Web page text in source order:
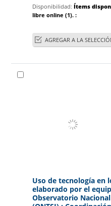
Disponibilidad:Ítems
libre online (1).:
AGREGAR A LA
Uso de tecnología en
elaborado por el
Observatorio